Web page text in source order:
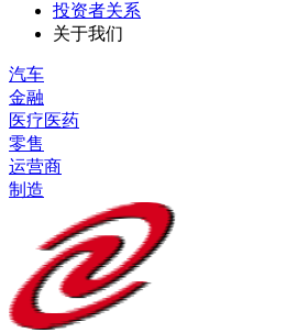
投资者关系
关于我们
汽车
金融
医疗医药
零售
运营商
制造